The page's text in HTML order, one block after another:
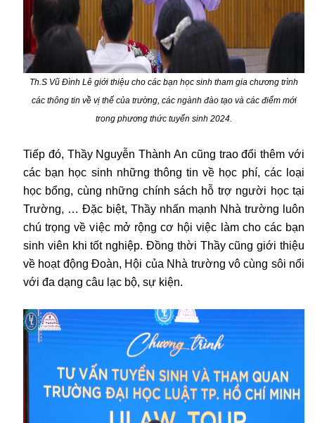
Th.S Vũ Đình Lê giới thiệu cho các bạn học sinh tham gia chương trình
các thông tin về vị thế của trường, các ngành đào tạo và các điểm mới
trong phương thức tuyển sinh 2024.
Tiếp đó, Thầy Nguyễn Thành An cũng trao đổi thêm với
các bạn học sinh những thông tin về học phí, các loại
học bổng, cùng những chính sách hỗ trợ người học tại
Trường, … Đặc biệt, Thầy nhấn mạnh Nhà trường luôn
chú trọng về việc mở rộng cơ hội việc làm cho các bạn
sinh viên khi tốt nghiệp. Đồng thời Thầy cũng giới thiệu
về hoạt động Đoàn, Hội của Nhà trường vô cùng sôi nổi
với đa dạng câu lạc bộ, sự kiện.